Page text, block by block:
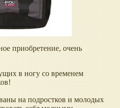
приобретение, очень
в ногу со временем
на подростков и молодых